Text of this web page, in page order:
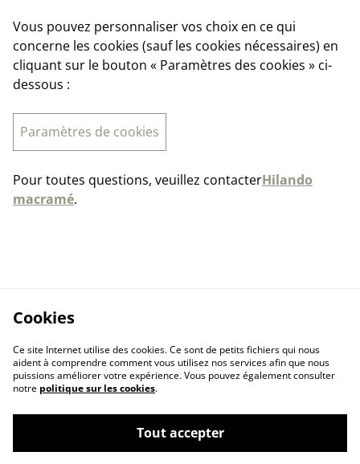
Vous pouvez personnaliser vos choix en ce qui
concerne les cookies (sauf les cookies nécessaires) en
cliquant sur le bouton « Paramètres des cookies » ci-
dessous :
Paramètres de cookies
Pour toutes questions, veuillez contacterHilando
macramé.
Cookies
Ce site Internet utilise des cookies. Ce sont de petits fichiers qui nous
aident à comprendre comment vous utilisez nos services afin que nous
puissions améliorer votre expérience. Vous pouvez également consulter
notre politique sur les cookies.
Tout accepter